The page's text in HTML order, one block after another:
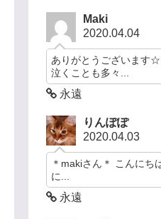
Maki
2020.04.04
ありがとうございます
泣くことも多々...
永遠
りんぽぽ
2020.04.03
＊makiさん＊ こんにち
に...
永遠